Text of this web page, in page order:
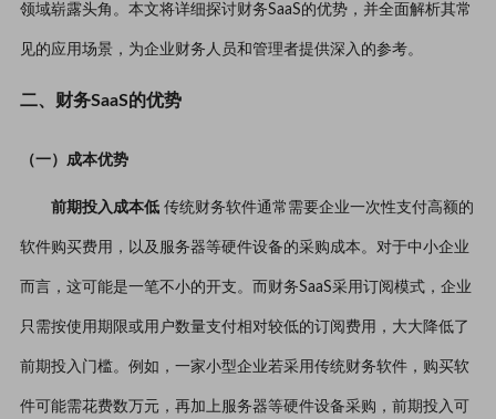
领域崭露头角。本文将详细探讨财务SaaS的优势，并全面解析其常
见的应用场景，为企业财务人员和管理者提供深入的参考。
二、财务SaaS的优势
（一）成本优势
前期投入成本低传统财务软件通常需要企业一次性支付高额的
软件购买费用，以及服务器等硬件设备的采购成本。对于中小企业
而言，这可能是一笔不小的开支。而财务SaaS采用订阅模式，企业
只需按使用期限或用户数量支付相对较低的订阅费用，大大降低了
前期投入门槛。例如，一家小型企业若采用传统财务软件，购买软
件可能需花费数万元，再加上服务器等硬件设备采购，前期投入可